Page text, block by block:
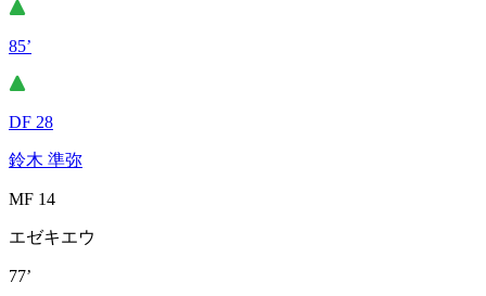
85’
DF 28
鈴木 準弥
MF 14
エゼキエウ
77’